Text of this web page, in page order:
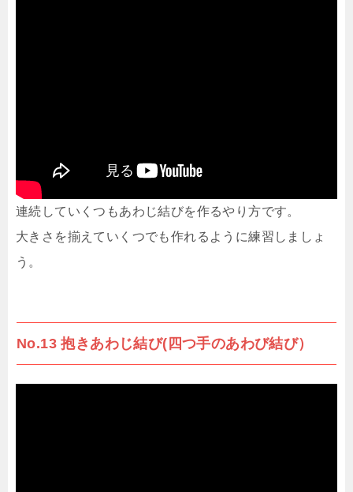
連続していくつもあわじ結びを作るやり方です。
大きさを揃えていくつでも作れるように練習しましょ
う。
No.13 抱きあわじ結び(四つ手のあわび結び）